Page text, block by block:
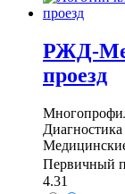
РЖД-
проезд
Первичный
4.31